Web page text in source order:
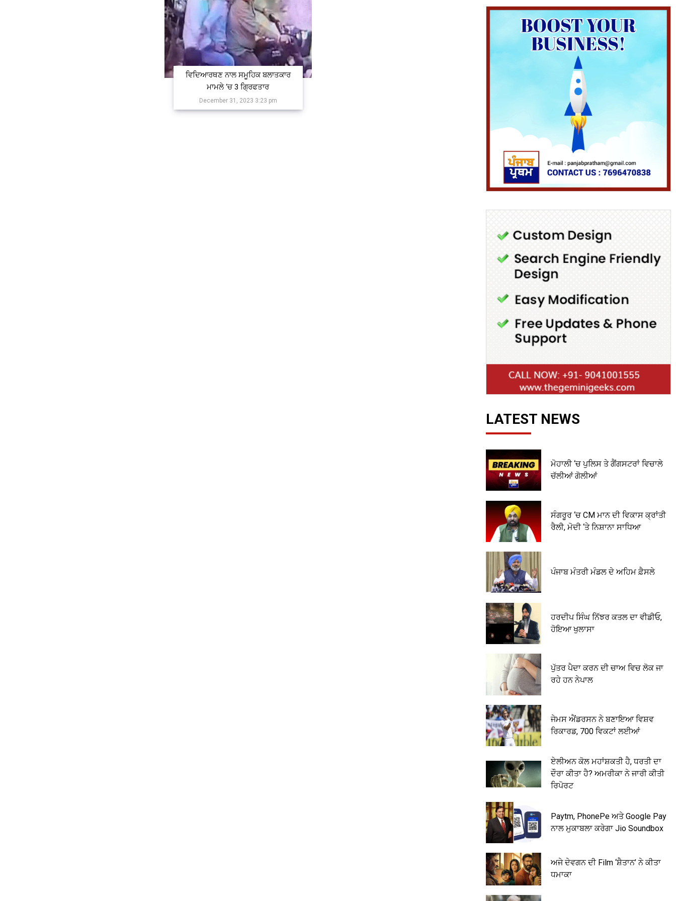
ਵਿਦਿਆਰਥਣ ਨਾਲ ਸਮੂਹਿਕ ਬਲਾਤਕਾਰ
ਮਾਮਲੇ ‘ਚ 3 ਗ੍ਰਿਫਤਾਰ
December 31, 2023 3:23 pm
LATEST NEWS
ਮੋਹਾਲੀ ‘ਚ ਪੁਲਿਸ ਤੇ ਗੈਂਗਸਟਰਾਂ ਵਿਚਾਲੇ
ਚੱਲੀਆਂ ਗੋਲੀਆਂ
ਸੰਗਰੂਰ ‘ਚ CM ਮਾਨ ਦੀ ਵਿਕਾਸ ਕ੍ਰਾਂਤੀ
ਰੈਲੀ, ਮੋਦੀ ‘ਤੇ ਨਿਸ਼ਾਨਾ ਸਾਧਿਆ
ਪੰਜਾਬ ਮੰਤਰੀ ਮੰਡਲ ਦੇ ਅਹਿਮ ਫ਼ੈਸਲੇ
ਹਰਦੀਪ ਸਿੰਘ ਨਿੱਝਰ ਕਤਲ ਦਾ ਵੀਡੀਓ,
ਹੋਇਆ ਖੁਲਾਸਾ
ਪੁੱਤਰ ਪੈਦਾ ਕਰਨ ਦੀ ਚਾਅ ਵਿਚ ਲੋਕ ਜਾ
ਰਹੇ ਹਨ ਨੇਪਾਲ
ਜੇਮਸ ਐਂਡਰਸਨ ਨੇ ਬਣਾਇਆ ਵਿਸ਼ਵ
ਰਿਕਾਰਡ, 700 ਵਿਕਟਾਂ ਲਈਆਂ
ਏਲੀਅਨ ਕੋਲ ਮਹਾਂਸ਼ਕਤੀ ਹੈ, ਧਰਤੀ ਦਾ
ਦੌਰਾ ਕੀਤਾ ਹੈ? ਅਮਰੀਕਾ ਨੇ ਜਾਰੀ ਕੀਤੀ
ਰਿਪੋਰਟ
Paytm, PhonePe ਅਤੇ Google Pay
ਨਾਲ ਮੁਕਾਬਲਾ ਕਰੇਗਾ Jio Soundbox
ਅਜੇ ਦੇਵਗਨ ਦੀ Film ‘ਸ਼ੈਤਾਨ’ ਨੇ ਕੀਤਾ
ਧਮਾਕਾ